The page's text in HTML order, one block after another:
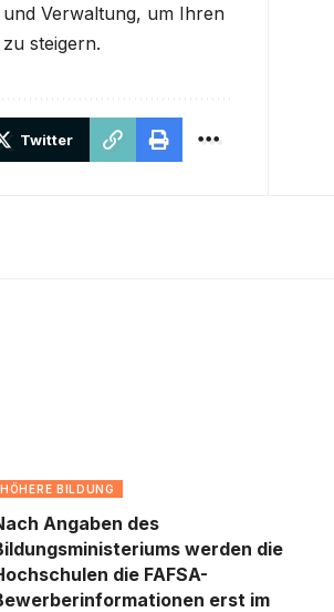
Verwaltung, um Ihren
steigern.
Twitter
HÖHERE BILDUNG
Angaben des
werden die
die FAFSA-
erst im